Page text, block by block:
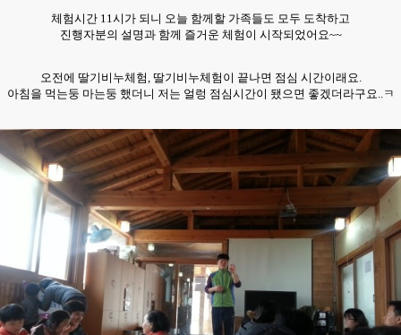
체험시간 11시가 되니 오늘 함께 할 가족들도 모두 도착하고
진행자분의 설명과 함께 즐거운 체험이 시작되었어요~~
오전에 딸기비누체험, 딸기비누체험이 끝나면 점심 시간이래요.
아침을 먹는둥 마는둥 했더니 저는 얼렁 점심시간이 됐으면 좋겠더라구요..ㅋ